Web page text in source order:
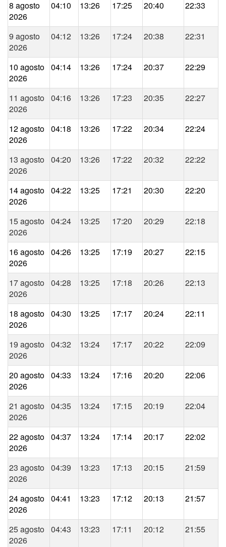
8 agosto
2026
04:10 13:26 17:25 20:40 22:33
9 agosto
2026
04:12 13:26 17:24 20:38 22:31
10 agosto
2026
04:14 13:26 17:24 20:37 22:29
11 agosto
2026
04:16 13:26 17:23 20:35 22:27
12 agosto
2026
04:18 13:26 17:22 20:34 22:24
13 agosto
2026
04:20 13:26 17:22 20:32 22:22
14 agosto
2026
04:22 13:25 17:21 20:30 22:20
15 agosto
2026
04:24 13:25 17:20 20:29 22:18
16 agosto
2026
04:26 13:25 17:19 20:27 22:15
17 agosto
2026
04:28 13:25 17:18 20:26 22:13
18 agosto
2026
04:30 13:25 17:17 20:24 22:11
19 agosto
2026
04:32 13:24 17:17 20:22 22:09
20 agosto
2026
04:33 13:24 17:16 20:20 22:06
21 agosto
2026
04:35 13:24 17:15 20:19 22:04
22 agosto
2026
04:37 13:24 17:14 20:17 22:02
23 agosto
2026
04:39 13:23 17:13 20:15 21:59
24 agosto
2026
04:41 13:23 17:12 20:13 21:57
25 agosto
2026
04:43 13:23 17:11 20:12 21:55